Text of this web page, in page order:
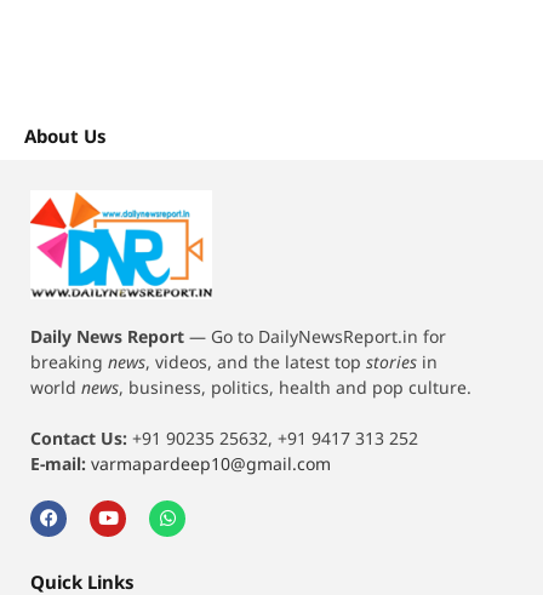
About Us
Daily News Report — Go to DailyNewsReport.in for
breaking news, videos, and the latest top stories in
world news, business, politics, health and pop culture.
Contact Us: +91 90235 25632, +91 9417 313 252
E-mail: varmapardeep10@gmail.com
Quick Links